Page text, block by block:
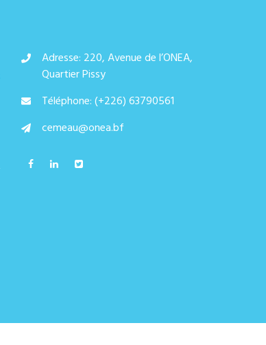
Adresse: 220, Avenue de l’ONEA,
Quartier Pissy
Téléphone: (+226) 63790561
cemeau@onea.bf